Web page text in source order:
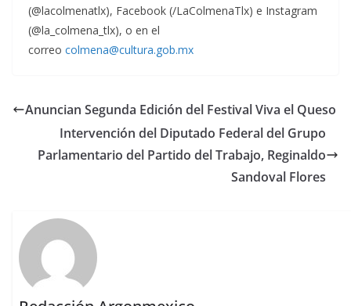
(@lacolmenatlx), Facebook (/LaColmenaTlx) e Instagram
(@la_colmena_tlx), o en el
correo colmena@cultura.gob.mx
Anuncian Segunda Edición del Festival Viva el Queso
Intervención del Diputado Federal del Grupo
Parlamentario del Partido del Trabajo, Reginaldo
Sandoval Flores